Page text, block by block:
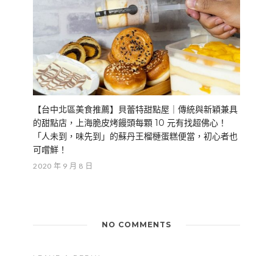
【台中北區美食推薦】貝蕾特甜點屋｜傳統與新穎兼具
的甜點店，上海脆皮烤饅頭每顆 10 元有找超佛心！
「人未到，味先到」的蘇丹王榴槤蛋糕便當，初心者也
可嚐鮮！
2020 年 9 月 8 日
NO COMMENTS